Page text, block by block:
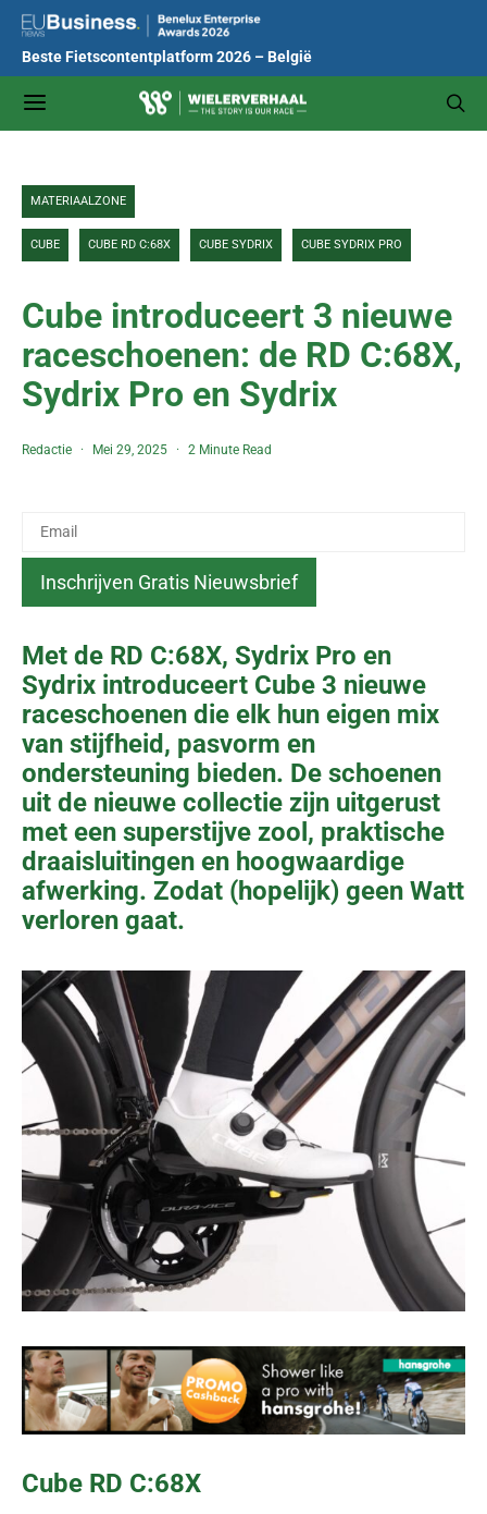
Beste Fietscontentplatform 2026 – België
MATERIAALZONE
CUBE CUBE RD C:68X CUBE SYDRIX CUBE SYDRIX PRO
Cube introduceert 3 nieuwe
raceschoenen: de RD C:68X,
Sydrix Pro en Sydrix
Redactie Mei 29, 2025 2 Minute Read
Met de RD C:68X, Sydrix Pro en
Sydrix introduceert Cube 3 nieuwe
raceschoenen die elk hun eigen mix
van stijfheid, pasvorm en
ondersteuning bieden. De schoenen
uit de nieuwe collectie zijn uitgerust
met een superstijve zool, praktische
draaisluitingen en hoogwaardige
afwerking. Zodat (hopelijk) geen Watt
verloren gaat.
Cube RD C:68X